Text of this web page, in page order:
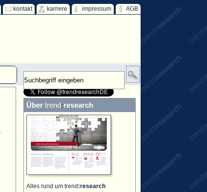
AGB
impressum
karriere
kontakt
Über trend:research
Alles rund um trend :research